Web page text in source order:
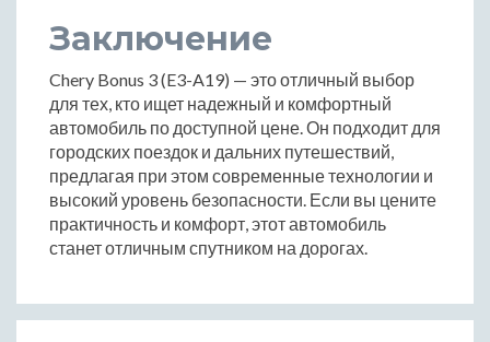
Заключение
Chery Bonus 3 (E3-A19) — это отличный выбор
для тех, кто ищет надежный и комфортный
автомобиль по доступной цене. Он подходит для
городских поездок и дальних путешествий,
предлагая при этом современные технологии и
высокий уровень безопасности. Если вы цените
практичность и комфорт, этот автомобиль
станет отличным спутником на дорогах.